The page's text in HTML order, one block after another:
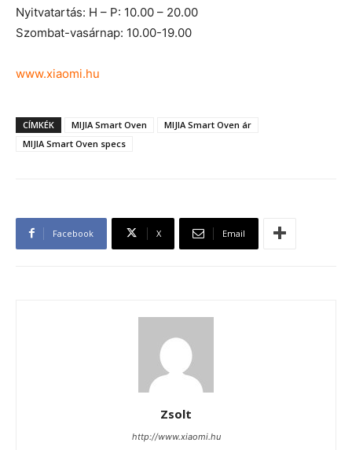
Nyitvatartás: H – P: 10.00 – 20.00
Szombat-vasárnap: 10.00-19.00
www.xiaomi.hu
CÍMKÉK MIJIA Smart Oven
MIJIA Smart Oven ár
MIJIA Smart Oven specs
Facebook X Email
Zsolt
http://www.xiaomi.hu